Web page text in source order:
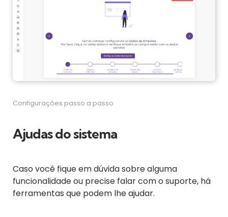
Configurações passo a passo
Ajudas do sistema
Caso você fique em dúvida sobre alguma
funcionalidade ou precise falar com o suporte, há
ferramentas que podem lhe ajudar.